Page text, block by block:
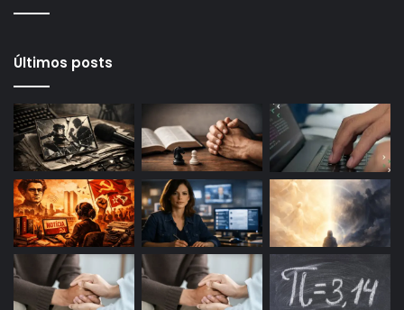
Últimos posts